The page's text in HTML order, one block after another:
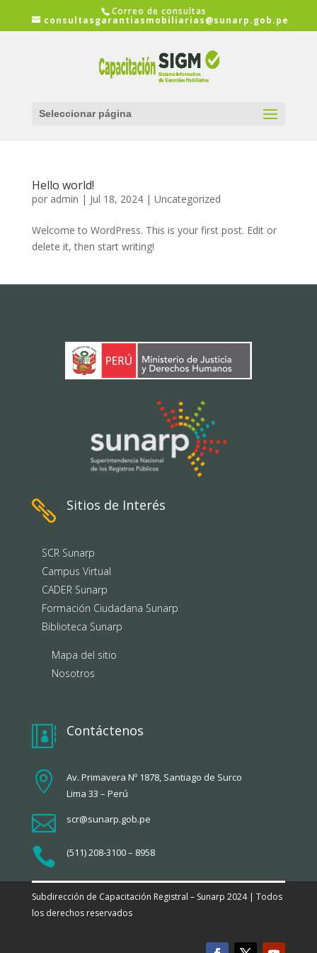
Correo de consultas
consultasgarantiasmobiliarias@sunarp.gob.pe
Seleccionar página
Hello world!
por admin | Jul 18, 2024| Uncategorized
Welcome to WordPress. This is your first post. Edit or
delete it, then start writing!
 Sitios de Interés
SCR Sunarp
Campus Virtual
CADER Sunarp
Formación Ciudadana Sunarp
Biblioteca Sunarp
Mapa del sitio
Nosotros
 Contáctenos

Av. Primavera Nº 1878, Santiago de Surco
Lima 33 – Perú
 scr@sunarp.gob.pe
 (511) 208-3100 – 8958
Subdirección de Capacitación Registral – Sunarp 2024 | Todos
los derechos reservados